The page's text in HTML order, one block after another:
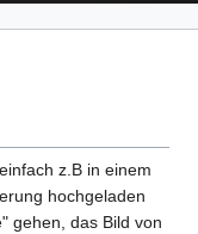
z.B in einem
hochgeladen
gehen, das Bild von